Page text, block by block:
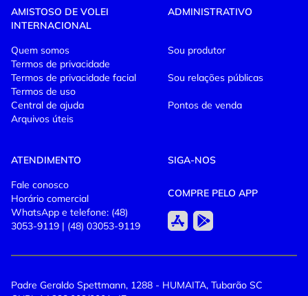
VENDA GERAL SE INICIA DIA
27/06/2025 AS 18:00
Ingressos limitados - garanta já o seu!
Reúna a torcida, vista
amarelo
e venha apoiar
o Brasil nesse grande encontro do esporte!
AMISTOSO DE VOLEI
INTERNACIONAL
Quem somos
Termos de privacidade
Termos de privacidade facial
Termos de uso
Central de ajuda
Arquivos úteis
ADMINISTRATIVO
Sou produtor
Sou relações públicas
Pontos de venda
ATENDIMENTO
Fale conosco
Horário comercial
WhatsApp e telefone: (48)
3053-9119 | (48) 03053-9119
SIGA-NOS
COMPRE PELO APP
Padre Geraldo Spettmann, 1288 - HUMAITA, Tubarão SC